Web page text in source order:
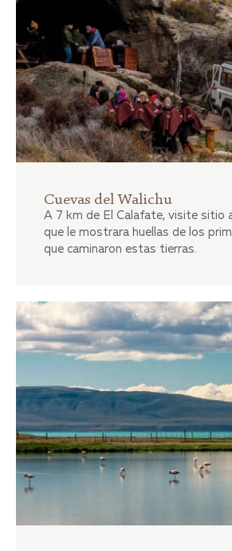
Cuevas del Walichu
A 7 km de El Calafate, visite sitio
que le mostrara huellas de los
que caminaron estas tierras.